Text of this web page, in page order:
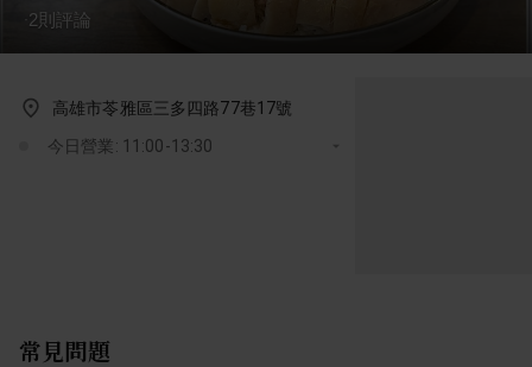
2 則評論
高雄市苓雅區三多四路77巷17號
今日營業: 11:00-13:30
常見問題